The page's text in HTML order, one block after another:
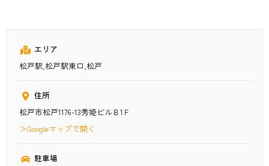
エリア
松戸駅,松戸駅東口,松戸
住所
松戸市松戸1176-13秀姫ビルＢ1Ｆ
＞Googleマップで開く
駐車場